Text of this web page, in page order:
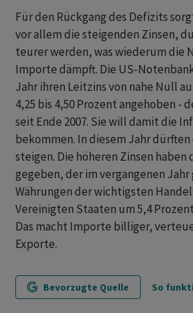
Für den Rückgang des Defizits
vor allem die steigenden Zinsen,
teurer werden, was wiederum die
Importe dämpft. Die US-
Jahr ihren Leitzins von nahe Null
4,25 bis 4,50 Prozent angehoben -
seit Ende 2007. Sie will damit die
bekommen. In diesem Jahr
steigen. Die höheren Zinsen
gegeben, der im vergangenen
Währungen der wichtigsten
Vereinigten Staaten um 5,4
Das macht Importe billiger,
Exporte.
Bevorzugte Quelle So